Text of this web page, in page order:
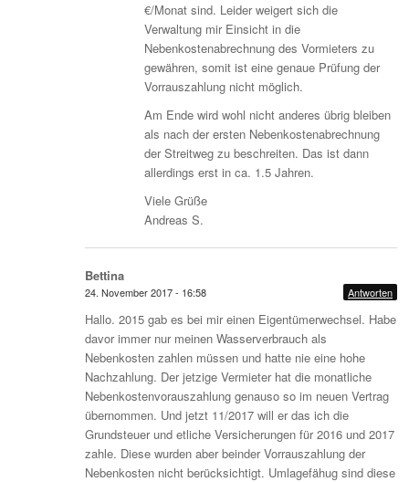
€/Monat sind. Leider weigert sich die
Verwaltung mir Einsicht in die
Nebenkostenabrechnung des Vormieters zu
gewähren, somit ist eine genaue Prüfung der
Vorrauszahlung nicht möglich.
Am Ende wird wohl nicht anderes übrig bleiben
als nach der ersten Nebenkostenabrechnung
der Streitweg zu beschreiten. Das ist dann
allerdings erst in ca. 1.5 Jahren.
Viele Grüße
Andreas S.
Bettina
24. November 2017 - 16:58 Antworten
Hallo. 2015 gab es bei mir einen Eigentümerwechsel. Habe
davor immer nur meinen Wasserverbrauch als
Nebenkosten zahlen müssen und hatte nie eine hohe
Nachzahlung. Der jetzige Vermieter hat die monatliche
Nebenkostenvorauszahlung genauso so im neuen Vertrag
übernommen. Und jetzt 11/2017 will er das ich die
Grundsteuer und etliche Versicherungen für 2016 und 2017
zahle. Diese wurden aber beinder Vorrauszahlung der
Nebenkosten nicht berücksichtigt. Umlagefähug sind diese